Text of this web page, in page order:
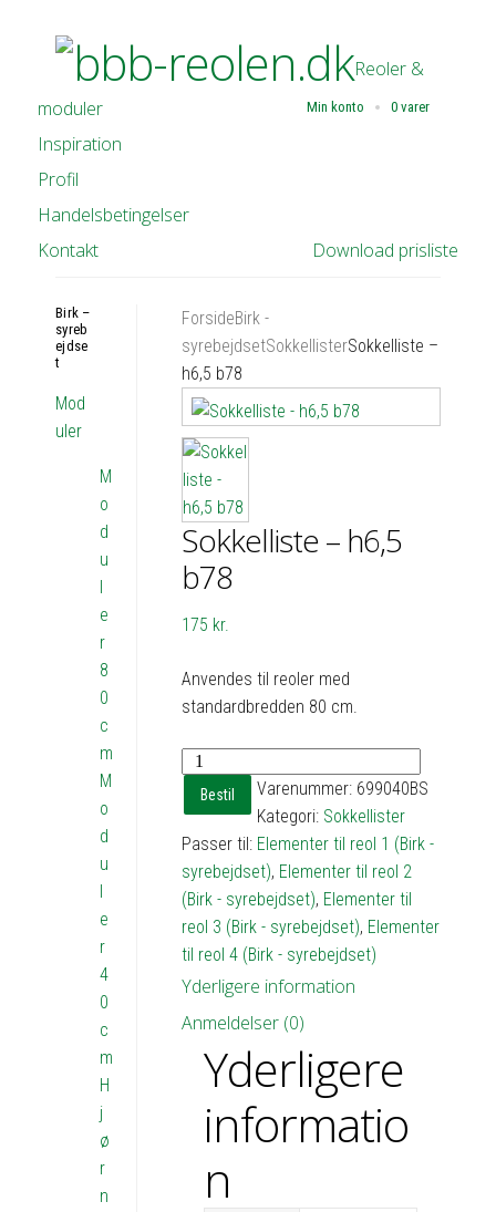
Min konto 0 varer
Reoler &
moduler
Inspiration
Profil
Handelsbetingelser
Download prisliste
Kontakt
ForsideBirk -
syrebejdsetSokkellisterSokkelliste –
h6,5 b78
Sokkelliste – h6,5
b78
175 kr.
Anvendes til reoler med
standardbredden 80 cm.
Sokkelliste
h6,5
b78
antal
Bestil Varenummer: 699040BS
Kategori: Sokkellister
Passer til: Elementer til reol 1 (Birk -
syrebejdset), Elementer til reol 2
(Birk - syrebejdset), Elementer til
reol 3 (Birk - syrebejdset), Elementer
til reol 4 (Birk - syrebejdset)
Yderligere information
Anmeldelser (0)
Yderligere
informatio
n
Birk –
syreb
ejdse
t
Mod
uler
M
o
d
u
l
e
r
8
0
c
m
M
o
d
u
l
e
r
4
0
c
m
H
j
ø
r
n